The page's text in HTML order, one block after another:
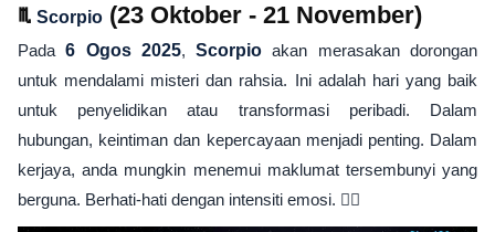
♏ Scorpio (23 Oktober - 21 November)
Pada6 Ogos 2025,Scorpio akan merasakan dorongan
untuk mendalami misteri dan rahsia. Ini adalah hari yang baik
untuk penyelidikan atau transformasi peribadi. Dalam
hubungan, keintiman dan kepercayaan menjadi penting. Dalam
kerjaya, anda mungkin menemui maklumat tersembunyi yang
berguna. Berhati-hati dengan intensiti emosi. 🕵️‍♀️